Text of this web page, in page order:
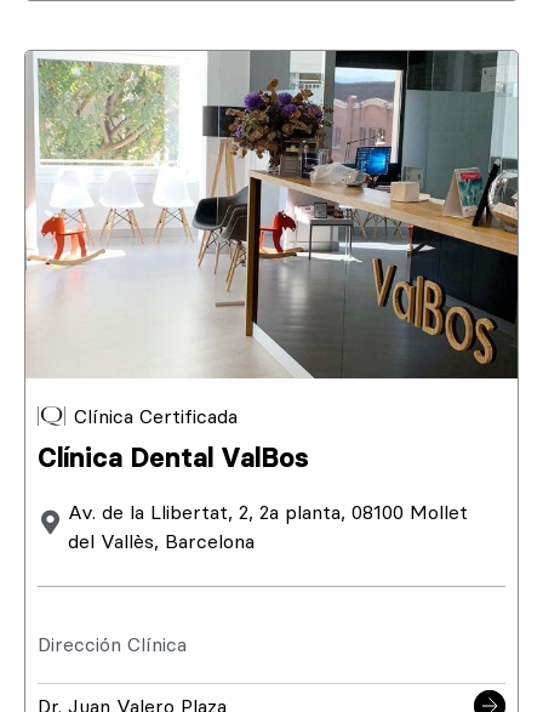
Clínica Certificada
Clínica Dental ValBos
Av. de la Llibertat, 2, 2a planta, 08100 Mollet
del Vallès, Barcelona
Dirección Clínica
Dr. Juan Valero Plaza